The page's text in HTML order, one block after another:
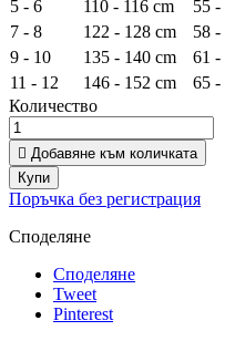
5 - 6
110 - 116 cm
55 -
7 - 8
122 - 128 cm
58 -
9 - 10
135 - 140 cm
61 -
11 - 12
146 - 152 cm
65 -
Количество
 Добавяне към количката
Купи
Поръчка без регистрация
Споделяне
Споделяне
Tweet
Pinterest